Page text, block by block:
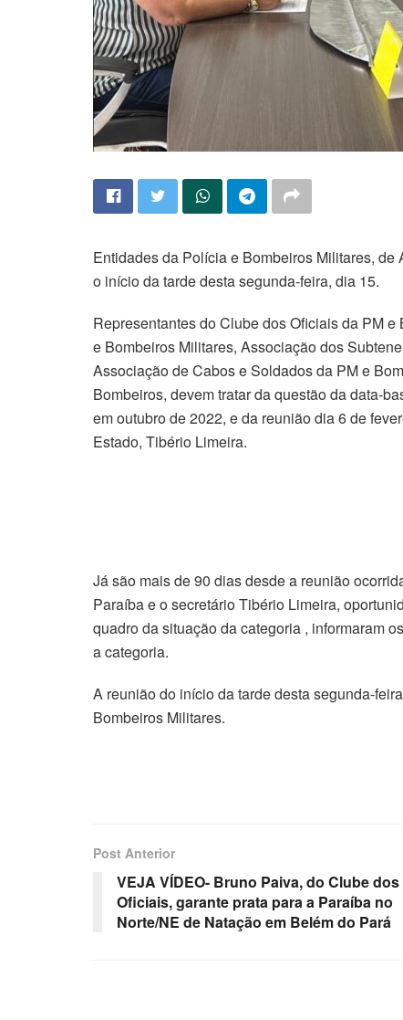
Entidades da Polícia e Bombeiros Militares,
o início da tarde desta segunda-feira, dia 15.
Representantes do Clube dos Oficiais da PM
e Bombeiros Militares, Associação dos
Associação de Cabos e Soldados da PM e
Bombeiros, devem tratar da questão da data-
em outubro de 2022, e da reunião dia 6 de
Estado, Tibério Limeira.
Já são mais de 90 dias desde a reunião
Paraíba e o secretário Tibério Limeira,
quadro da situação da categoria , informaram
a categoria.
A reunião do início da tarde desta segunda-
Bombeiros Militares.
Post Anterior
VEJA VÍDEO- Bruno Paiva, do Clube dos
Oficiais, garante prata para a Paraíba no
Norte/NE de Natação em Belém do Pará